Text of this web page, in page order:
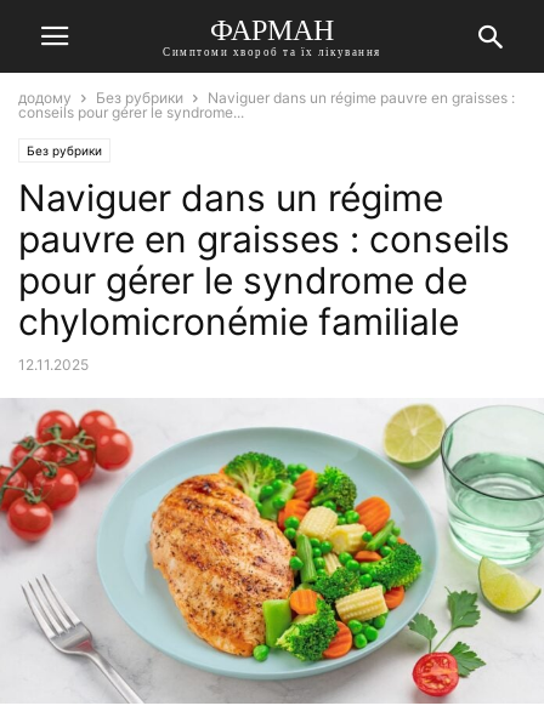
ФАРМАН
Симптоми хвороб та їх лікування
додому Без рубрики
Naviguer dans un régime pauvre en graisses :
conseils pour gérer le syndrome...
Без рубрики
Naviguer dans un régime
pauvre en graisses : conseils
pour gérer le syndrome de
chylomicronémie familiale
12.11.2025